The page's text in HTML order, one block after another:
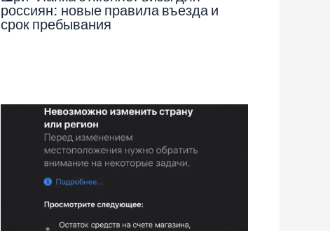
россиян: новые правила въезда и
срок пребывания